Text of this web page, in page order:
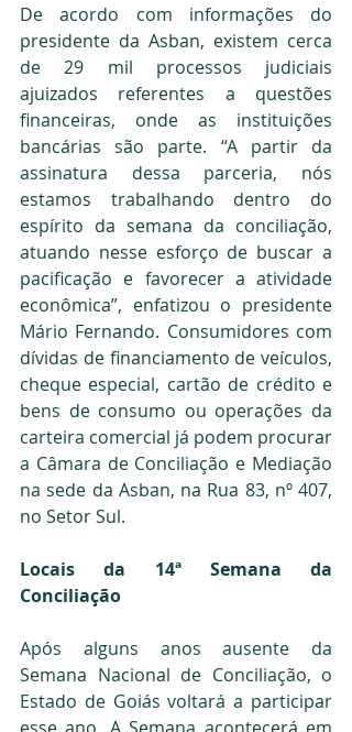
De acordo com informações do
presidente da Asban, existem cerca
de 29 mil processos judiciais
ajuizados referentes a questões
financeiras, onde as instituições
bancárias são parte. “A partir da
assinatura dessa parceria, nós
estamos trabalhando dentro do
espírito da semana da conciliação,
atuando nesse esforço de buscar a
pacificação e favorecer a atividade
econômica”, enfatizou o presidente
Mário Fernando. Consumidores com
dívidas de financiamento de veículos,
cheque especial, cartão de crédito e
bens de consumo ou operações da
carteira comercial já podem procurar
a Câmara de Conciliação e Mediação
na sede da Asban, na Rua 83, nº 407,
no Setor Sul.
Locais da 14ª Semana da
Conciliação
Após alguns anos ausente da
Semana Nacional de Conciliação, o
Estado de Goiás voltará a participar
esse ano. A Semana acontecerá em